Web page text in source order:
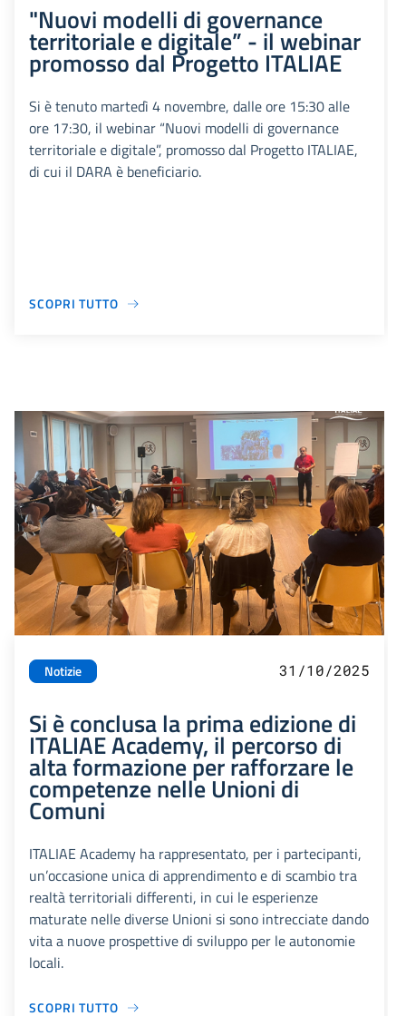
"Nuovi modelli di governance
territoriale e digitale” - il webinar
promosso dal Progetto ITALIAE
Si è tenuto martedì 4 novembre, dalle ore 15:30 alle
ore 17:30, il webinar “Nuovi modelli di governance
territoriale e digitale”, promosso dal Progetto ITALIAE,
di cui il DARA è beneficiario.
SCOPRI TUTTO
Notizie 31/10/2025
Si è conclusa la prima edizione di
ITALIAE Academy, il percorso di
alta formazione per rafforzare le
competenze nelle Unioni di
Comuni
ITALIAE Academy ha rappresentato, per i partecipanti,
un’occasione unica di apprendimento e di scambio tra
realtà territoriali differenti, in cui le esperienze
maturate nelle diverse Unioni si sono intrecciate dando
vita a nuove prospettive di sviluppo per le autonomie
locali.
SCOPRI TUTTO